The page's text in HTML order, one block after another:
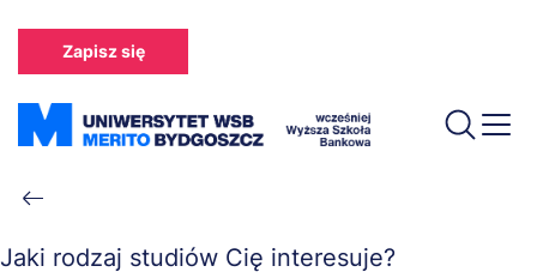
treści
Zapisz się
Ścieżka
nawigacyjna
Jaki rodzaj studiów Cię interesuje?